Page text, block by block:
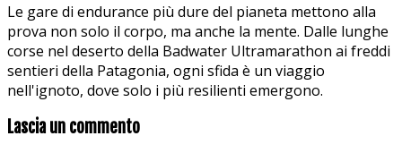
Le gare di endurance più dure del pianeta mettono alla
prova non solo il corpo, ma anche la mente. Dalle lunghe
corse nel deserto della Badwater Ultramarathon ai freddi
sentieri della Patagonia, ogni sfida è un viaggio
nell'ignoto, dove solo i più resilienti emergono.
Lascia un commento